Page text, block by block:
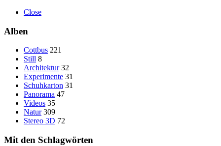
Close
Alben
Cottbus 221
Still 8
Architektur 32
Experimente 31
Schuhkarton 31
Panorama 47
Videos 35
Natur 309
Stereo 3D 72
Mit den Schlagwörten